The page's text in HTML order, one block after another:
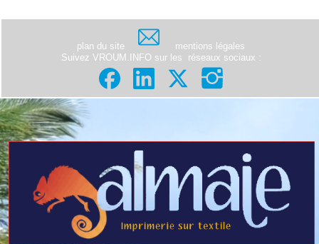
plan du site
mentions légales
Suivez VROUM.INFO sur les
réseaux sociaux :